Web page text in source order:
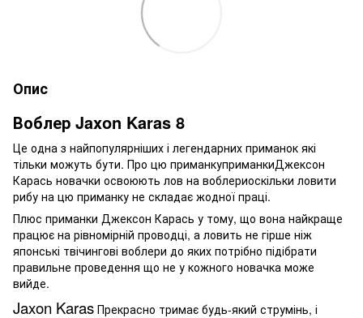
Опис
Воблер Jaxon Karas 8
Це одна з найпопулярніших і легендарних приманок які
тільки можуть бути. Про цю приманкуприманкиДжексон
Карась новачки освоюють лов на воблериоскільки ловити
рибу на цю приманку не складає жодної праці.
Плюс приманки Джексон Карась у тому, що вона найкраще
працює на рівномірній проводці, а ловить не гірше ніж
японські твічингові воблери до яких потрібно підібрати
правильне проведення що не у кожного новачка може
вийде.
Jaxon Karas Прекрасно тримає будь-який струмінь, і